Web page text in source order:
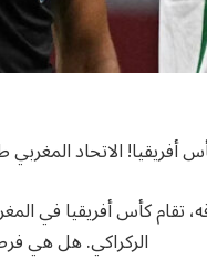
تقام كأس أفريقيا في
الركراكي. هل هي